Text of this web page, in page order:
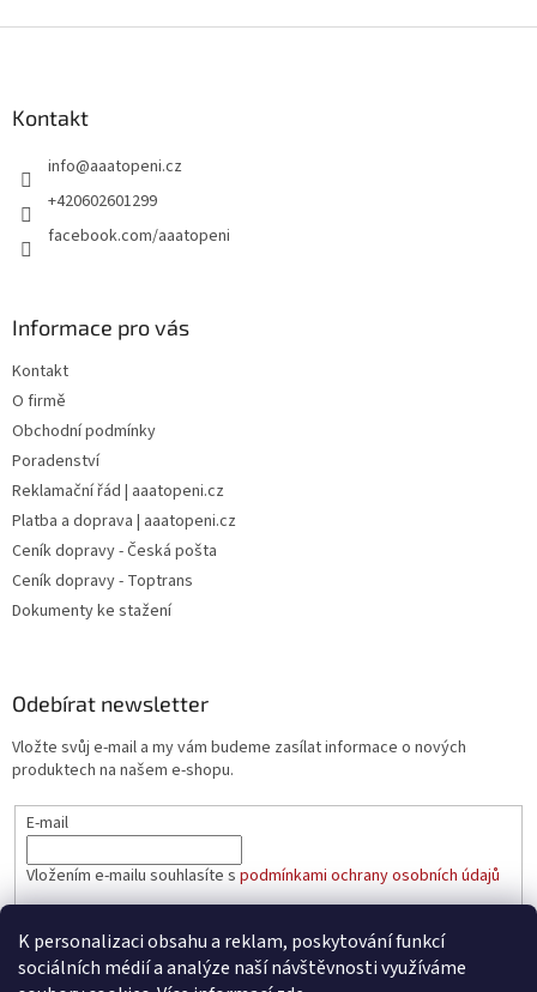
K personalizaci obsahu a reklam, poskytování funkcí
sociálních médií a analýze naší návštěvnosti využíváme
Kontakt
info@aaatopeni.cz
+420602601299
facebook.com/aaatopeni
Informace pro vás
Kontakt
O firmě
Obchodní podmínky
Poradenství
Reklamační řád | aaatopeni.cz
Platba a doprava | aaatopeni.cz
Ceník dopravy - Česká pošta
Ceník dopravy - Toptrans
Dokumenty ke stažení
Odebírat newsletter
Vložte svůj e-mail a my vám budeme zasílat informace o nových
produktech na našem e-shopu.
E-mail
Vložením e-mailu souhlasíte s podmínkami ochrany osobních údajů
PŘIHLÁSIT SE